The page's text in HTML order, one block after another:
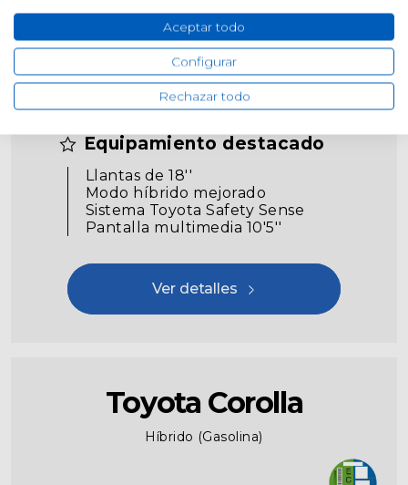
Desde 37.100€
Equipamiento destacado
Llantas de 18''
Modo híbrido mejorado
Sistema Toyota Safety Sense
Pantalla multimedia 10'5''
Ver detalles
Toyota Corolla
Híbrido (Gasolina)
Aceptar todo
Configurar
Rechazar todo